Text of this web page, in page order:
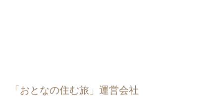
「おとなの住む旅」運営会社